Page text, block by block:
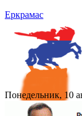
Еркрамас
Понедельник, 10